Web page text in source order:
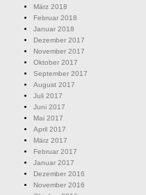
März 2018
Februar 2018
Januar 2018
Dezember 2017
November 2017
Oktober 2017
September 2017
August 2017
Juli 2017
Juni 2017
Mai 2017
April 2017
März 2017
Februar 2017
Januar 2017
Dezember 2016
November 2016